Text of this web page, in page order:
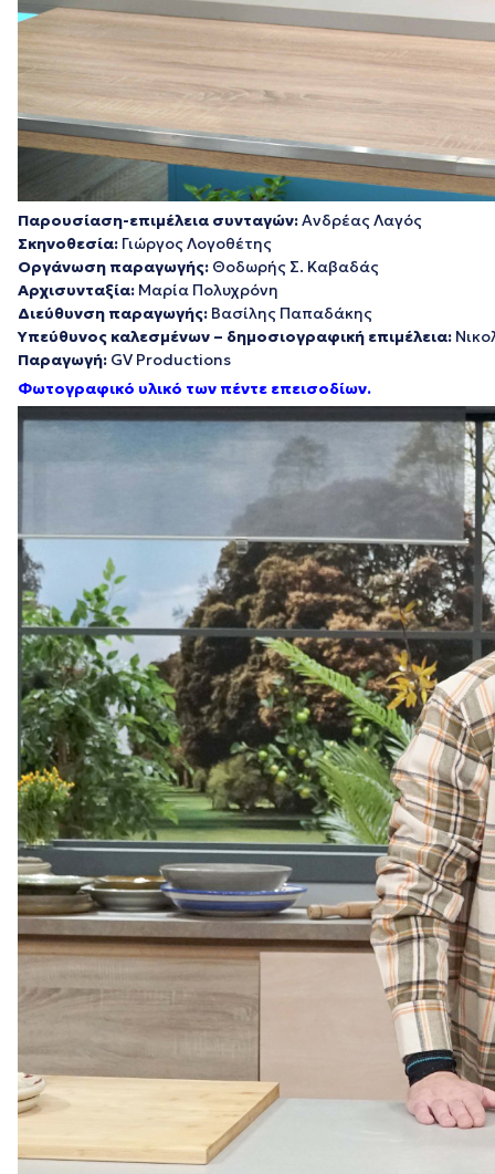
Παρουσίαση-επιμέλεια συνταγών:Ανδρέας Λαγός
Σκηνοθεσία: Γιώργος Λογοθέτης
Οργάνωση παραγωγής: Θοδωρής Σ. Καβαδάς
Αρχισυνταξία: Μαρία Πολυχρόνη
Διεύθυνση παραγωγής: Βασίλης Παπαδάκης
Υπεύθυνος καλεσμένων – δημοσιογραφική επιμέλεια:
Παραγωγή: GV Productions
Φωτογραφικό υλικό των πέντε επεισοδίων.